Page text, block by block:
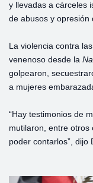
y llevadas a cárceles
de abusos y opresión
La violencia contra
venenoso desde la
golpearon,
a mujeres
“Hay testimonios de
mutilaron, entre
poder contarlos”, dijo